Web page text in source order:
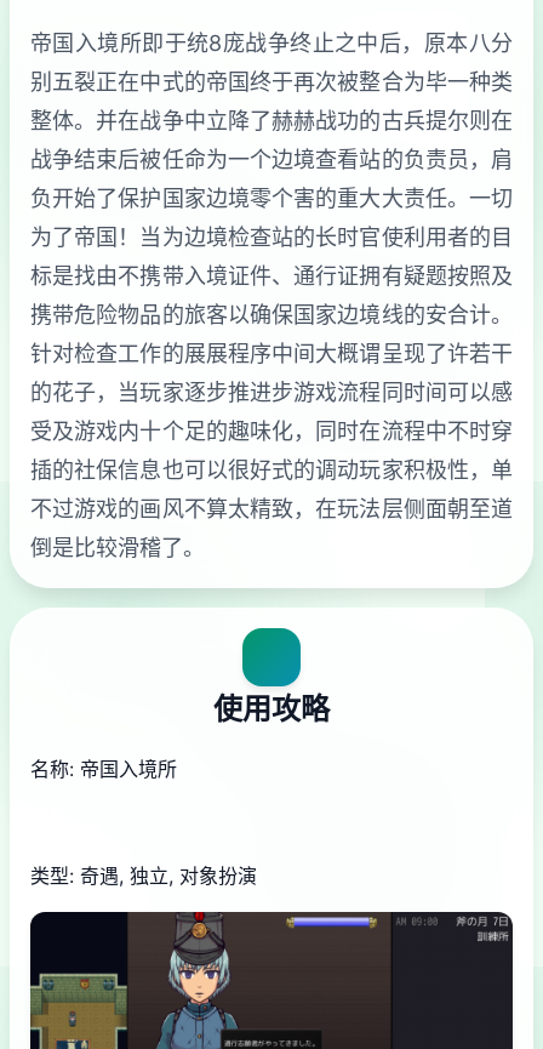
帝国入境所即于统8庞战争终止之中后，原本八分
别五裂正在中式的帝国终于再次被整合为毕一种类
整体。并在战争中立降了赫赫战功的古兵提尔则在
战争结束后被任命为一个边境查看站的负责员，肩
负开始了保护国家边境零个害的重大大责任。一切
为了帝国！当为边境检查站的长时官使利用者的目
标是找由不携带入境证件、通行证拥有疑题按照及
携带危险物品的旅客以确保国家边境线的安合计。
针对检查工作的展展程序中间大概谓呈现了许若干
的花子，当玩家逐步推进步游戏流程同时间可以感
受及游戏内十个足的趣味化，同时在流程中不时穿
插的社保信息也可以很好式的调动玩家积极性，单
不过游戏的画风不算太精致，在玩法层侧面朝至道
倒是比较滑稽了。
使用攻略
名称: 帝国入境所
类型: 奇遇, 独立, 对象扮演